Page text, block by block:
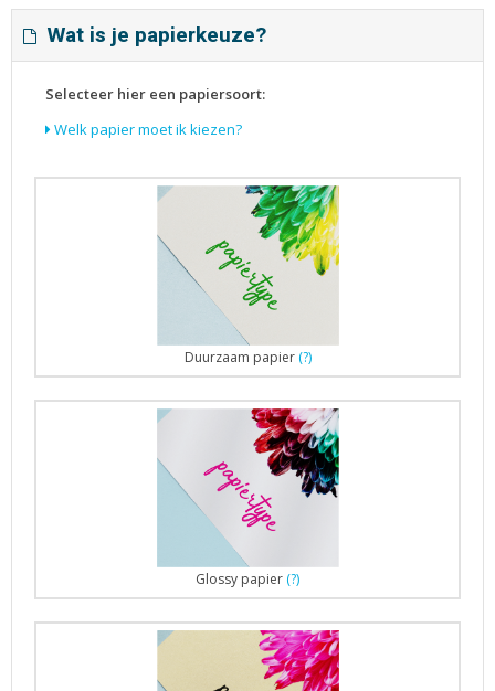
Wat is je papierkeuze?
Selecteer hier een papiersoort:
Welk papier moet ik kiezen?
Duurzaam papier (?)
Glossy papier (?)